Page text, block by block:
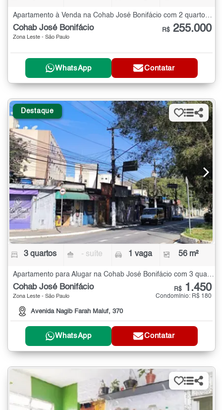
Apartamento à Venda na Cohab José Bonifácio com 2 quartos - 56 m²
Cohab José Bonifácio
Zona Leste - São Paulo
R$ 255.000
WhatsApp Contatar
Destaque
3 quartos - suíte 1 vaga 56 m²
Apartamento para Alugar na Cohab José Bonifácio com 3 quartos - 56 m²
Cohab José Bonifácio
Zona Leste - São Paulo
Avenida Nagib Farah Maluf, 370
R$ 1.450
Condomínio: R$ 180
WhatsApp Contatar